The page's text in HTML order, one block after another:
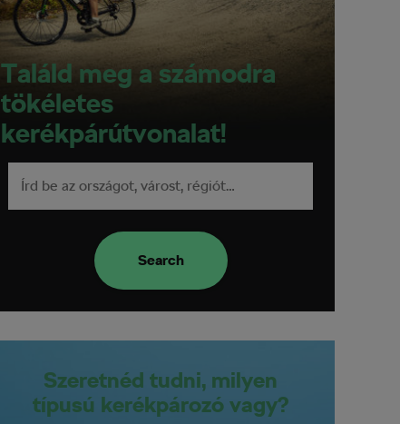
Találd meg a számodra
tökéletes
kerékpárútvonalat!
Search
Szeretnéd tudni, milyen
típusú kerékpározó vagy?